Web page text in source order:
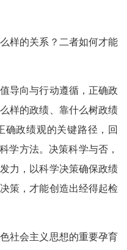
的关系？二者如何才能
向与行动遵循，正确政
样的政绩、靠什么树政绩
确政绩观的关键路径，回
学方法。决策科学与否，
力，以科学决策确保政绩
策，才能创造出经得起检
会主义思想的重要孕育